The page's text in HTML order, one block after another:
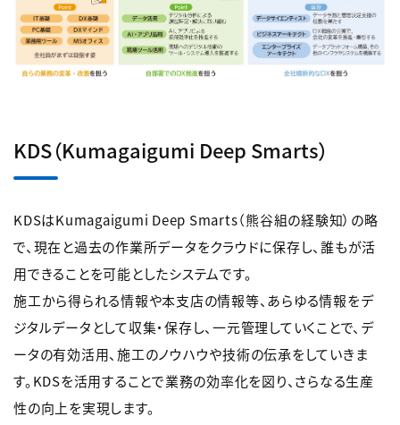
KDS（Kumagaigumi Deep Smarts）
KDSはKumagaigumi Deep Smarts（熊谷組の経験知）の略
で、現在と過去の作業所データをクラウドに保存し、誰もが活
用できることを可能としたシステムです。
施工から得られる情報や本支店の情報等、あらゆる情報をデ
ジタルデータとして収集・保存し、一元管理していくことで、デ
ータの有効活用、施工のノウハウや技術の伝承をしていきま
す。KDSを活用することで業務の効率化を図り、さらなる生産
性の向上を実現します。